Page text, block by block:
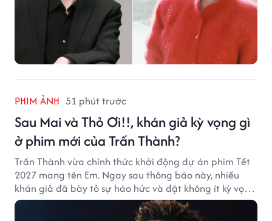
PHIM ẢNH 51 phút trước
Sau Mai và Thỏ Ơi!!, khán giả kỳ vọng gì
ở phim mới của Trấn Thành?
Trấn Thành vừa chính thức khởi động dự án phim Tết
2027 mang tên Em. Ngay sau thông báo này, nhiều
khán giả đã bày tỏ sự háo hức và đặt không ít kỳ vọng
vào bộ phim mới của Trấn Thành.